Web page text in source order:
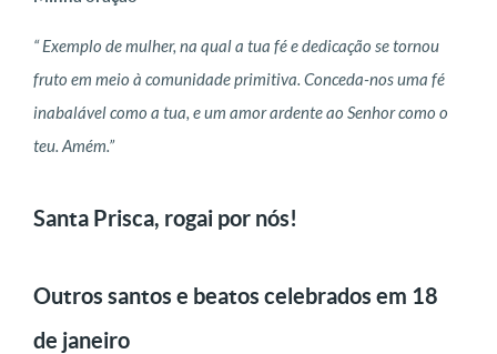
“ Exemplo de mulher, na qual a tua fé e dedicação se tornou
fruto em meio à comunidade primitiva. Conceda-nos uma fé
inabalável como a tua, e um amor ardente ao Senhor como o
teu. Amém.”
Santa Prisca, rogai por nós!
Outros santos e beatos celebrados em 18
de janeiro